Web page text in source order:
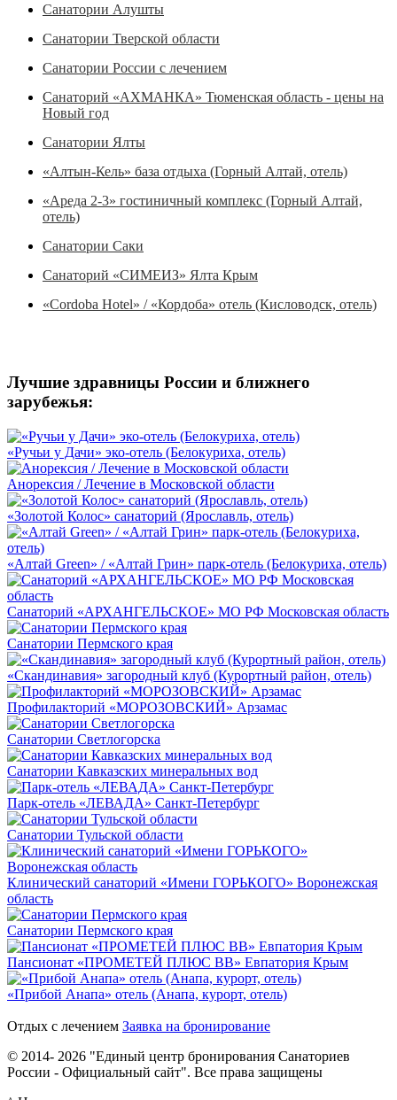
Санатории Алушты
Санатории Тверской области
Санатории России с лечением
Санаторий «АХМАНКА» Тюменская область - цены на
Новый год
Санатории Ялты
«Алтын-Кель» база отдыха (Горный Алтай, отель)
«Ареда 2-3» гостиничный комплекс (Горный Алтай,
отель)
Санатории Саки
Санаторий «СИМЕИЗ» Ялта Крым
«Cordoba Hotel» / «Кордоба» отель (Кисловодск, отель)
Лучшие здравницы России и ближнего
зарубежья:
«Ручьи у Дачи» эко-отель (Белокуриха, отель)
Анорексия / Лечение в Московской области
«Золотой Колос» санаторий (Ярославль, отель)
«Алтай Green» / «Алтай Грин» парк-отель (Белокуриха, отель)
Санаторий «АРХАНГЕЛЬСКОЕ» МО РФ Московская область
Санатории Пермского края
«Скандинавия» загородный клуб (Курортный район, отель)
Профилакторий «МОРОЗОВСКИЙ» Арзамас
Санатории Светлогорска
Санатории Кавказских минеральных вод
Парк-отель «ЛЕВАДА» Санкт-Петербург
Санатории Тульской области
Клинический санаторий «Имени ГОРЬКОГО» Воронежская
область
Санатории Пермского края
Пансионат «ПРОМЕТЕЙ ПЛЮС ВВ» Евпатория Крым
«Прибой Анапа» отель (Анапа, курорт, отель)
Отдых с лечением Заявка на бронирование
© 2014- 2026 "Единый центр бронирования Санаториев
России - Официальный сайт". Все права защищены